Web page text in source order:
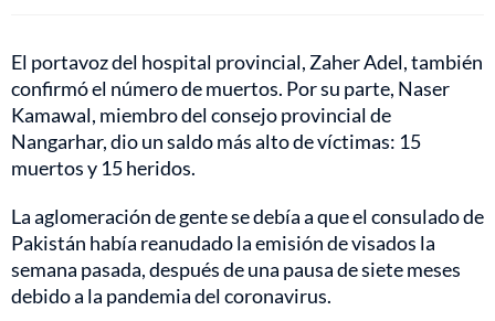
El portavoz del hospital provincial, Zaher Adel, también
confirmó el número de muertos. Por su parte, Naser
Kamawal, miembro del consejo provincial de
Nangarhar, dio un saldo más alto de víctimas: 15
muertos y 15 heridos.
La aglomeración de gente se debía a que el consulado de
Pakistán había reanudado la emisión de visados la
semana pasada, después de una pausa de siete meses
debido a la pandemia del coronavirus.